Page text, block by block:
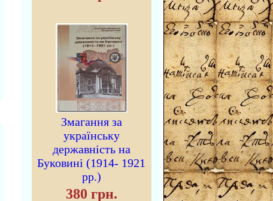
Змагання за
українську
державність на
Буковині (1914- 1921
рр.)
380 грн.